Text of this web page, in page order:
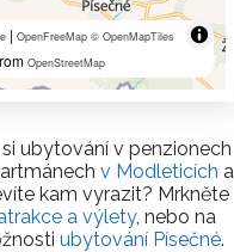
| OpenFreeMap © OpenMapTiles
OpenStreetMap
ubytování v penzionech
v Modleticích a
kam vyrazit? Mrkněte
a výlety, nebo na
ubytování Písečné.